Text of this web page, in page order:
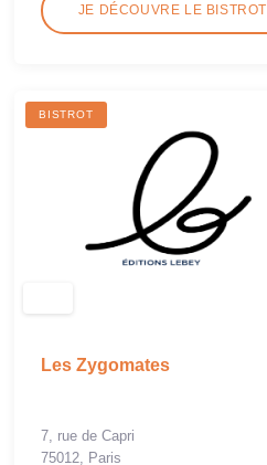
JE DÉCOUVRE LE BISTROT
BISTROT
Les Zygomates
7, rue de Capri
75012, Paris